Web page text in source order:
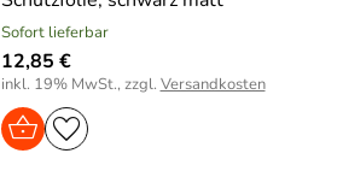
Sofort lieferbar
12,85 €
inkl. 19% MwSt., zzgl. Versandkosten